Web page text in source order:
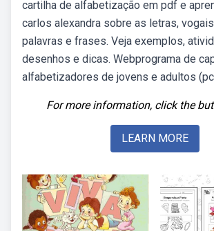
cartilha de alfabetização em pdf e
carlos alexandra sobre as letras,
palavras e frases. Veja exemplos,
desenhos e dicas. Webprograma de
alfabetizadores de jovens e adultos
For more information, click the
LEARN MORE